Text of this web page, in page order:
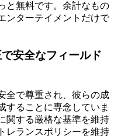
と無料です。余計なもの
ンターテイメントだけで
安全なフィールド
全で尊重され、彼らの成
することに専念していま
関する厳格な基準を維持
レランスポリシーを維持